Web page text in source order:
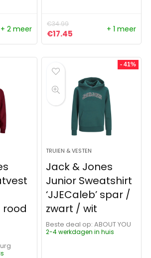
prijs was: €27.00.
prijs is: €22.43.
+ 2 meer
€34.99
Oorspronkelijke prijs
€17.45 Huidige prijs is:
+ 1 meer
- 41%
TRUIEN & VESTEN
Jack & Jones
Junior Sweatshirt
‘JJECaleb’ spar /
zwart / wit
Beste deal op:
ABOUT YOU
2-4 werkdagen in huis